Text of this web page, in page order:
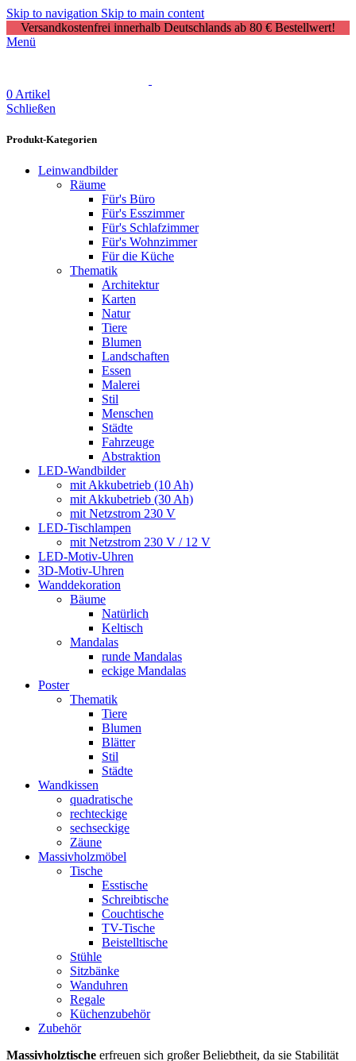
Skip to navigation Skip to main content
Versandkostenfrei innerhalb Deutschlands ab 80 € Bestellwert!
Menü
0 Artikel
Schließen
Produkt-Kategorien
Leinwandbilder
Räume
Für's Büro
Für's Esszimmer
Für's Schlafzimmer
Für's Wohnzimmer
Für die Küche
Thematik
Architektur
Karten
Natur
Tiere
Blumen
Landschaften
Essen
Malerei
Stil
Menschen
Städte
Fahrzeuge
Abstraktion
LED-Wandbilder
mit Akkubetrieb (10 Ah)
mit Akkubetrieb (30 Ah)
mit Netzstrom 230 V
LED-Tischlampen
mit Netzstrom 230 V / 12 V
LED-Motiv-Uhren
3D-Motiv-Uhren
Wanddekoration
Bäume
Natürlich
Keltisch
Mandalas
runde Mandalas
eckige Mandalas
Poster
Thematik
Tiere
Blumen
Blätter
Stil
Städte
Wandkissen
quadratische
rechteckige
sechseckige
Zäune
Massivholzmöbel
Tische
Esstische
Schreibtische
Couchtische
TV-Tische
Beistelltische
Stühle
Sitzbänke
Wanduhren
Regale
Küchenzubehör
Zubehör
Massivholztische erfreuen sich großer Beliebtheit, da sie Stabilität